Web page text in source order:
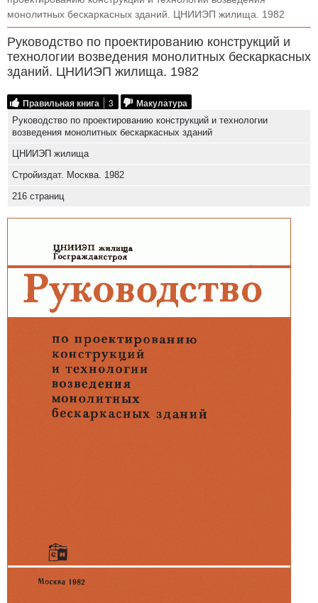
монолитных бескаркасных зданий. ЦНИИЭП жилища. 1982
Руководство по проектированию конструкций и
технологии возведения монолитных бескаркасных
зданий. ЦНИИЭП жилища. 1982
Правильная книга 3 Макулатура
Руководство по проектированию конструкций и технологии
возведения монолитных бескаркасных зданий
ЦНИИЭП жилища
Стройиздат. Москва. 1982
216 страниц